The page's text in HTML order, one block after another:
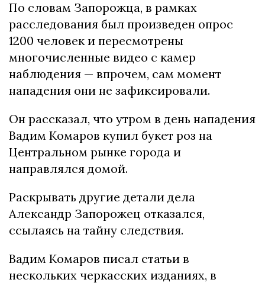
По словам Запорожца, в рамках
расследования был произведен опрос
1200 человек и пересмотрены
многочисленные видео с камер
наблюдения — впрочем, сам момент
нападения они не зафиксировали.
Он рассказал, что утром в день нападения
Вадим Комаров купил букет роз на
Центральном рынке города и
направлялся домой.
Раскрывать другие детали дела
Александр Запорожец отказался,
ссылаясь на тайну следствия.
Вадим Комаров писал статьи в
нескольких черкасских изданиях, в